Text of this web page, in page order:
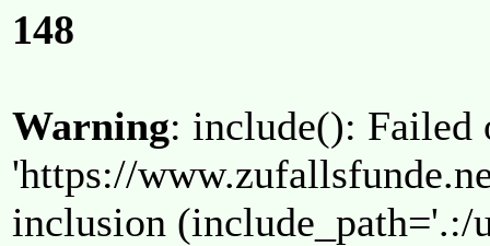
148
Warning: include(): Failed
'https://
inclusion (include_path='.:/